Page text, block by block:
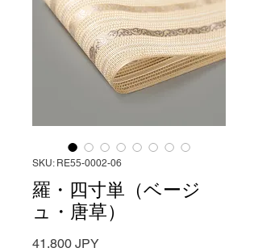
SKU: RE55-0002-06
羅・四寸単（ベージ
ュ・唐草）
41.800 JPYPrecio